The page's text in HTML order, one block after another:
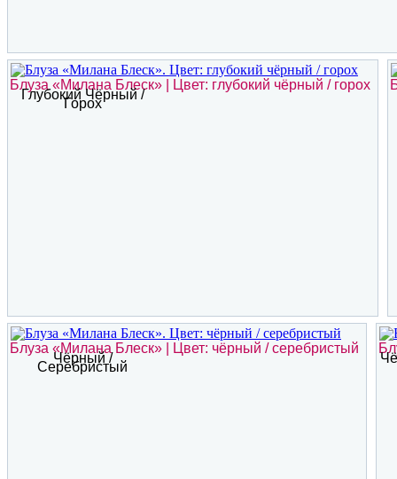
Блуза «Милана Блеск» | Цвет: глубокий чёрный / горох
Глубокий Чёрный /
Горох
Блуза «Милана Блеск» | Цвет: чёрный / серебристый
Чёрный /
Серебристый